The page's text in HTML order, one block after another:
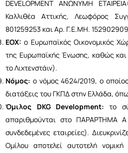
DEVELOPMENT ΑΝΩΝΥΜΗ
Καλλιθέα Αττικής, Λεωφόρος
801259253 και Αρ. Γ.Ε.ΜΗ.
ΕΟΧ: ο Ευρωπαϊκός Οικονομικός
της Ευρωπαϊκής Ένωσης, καθώς και
το Λιχτενστάιν).
Νόμος: ο νόμος 4624/2019, ο οποίος
διατάξεις του ΓΚΠΔ στην Ελλάδα,
Όμιλος DKG Development: το
απαριθμούνται στο ΠΑΡΑΡΤΗΜΑ Α
συνδεδεμένες εταιρείες).
Ομίλου αποτελεί αυτοτελή